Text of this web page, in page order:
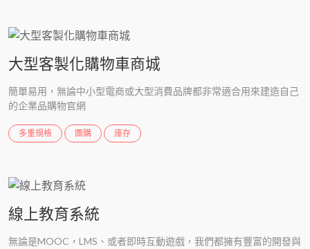
大型客製化購物車商城
簡單易用，無論中小型電商或大型消費品牌都非常適合用來建造自己
的企業品購物官網
多重規格 團購 庫存
線上教育系統
無論是MOOC，LMS、或者即時互動遊戲，我們都擁有豐富的開發與